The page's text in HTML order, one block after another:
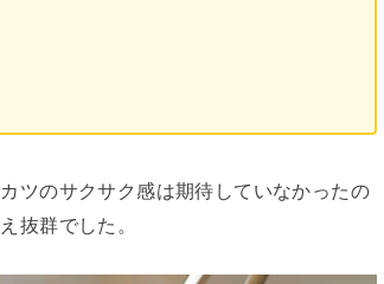
ツのサクサク感は期待していなかったの
抜群でした。